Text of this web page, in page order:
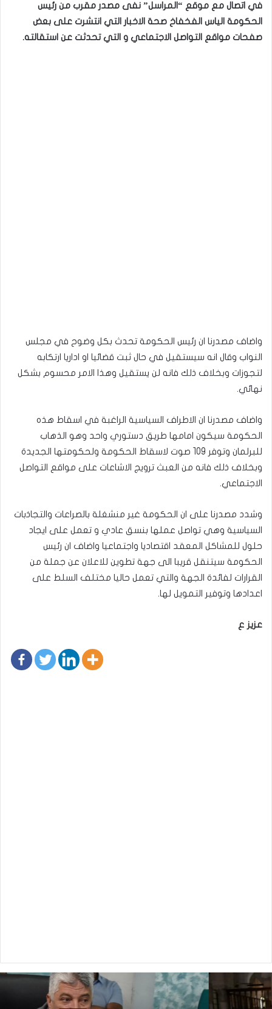
في اتصال مع موقع “المراسل” نفى مصدر مقرب من رئيس
الحكومة الياس الفخفاخ صحة الاخبار التي انتشرت على بعض
صفحات مواقع التواصل الاجتماعي و التي تحدثت عن استقالته.
واضاف مصدرنا ان رئيس الحكومة تحدث بكل وضوح في مجلس
النواب وقال انه سيستقيل في حال ثبت قضائيا او اداريا ارتكابه
لتجوزات وبخلاف ذلك فانه لن يستقيل وهذا الامر محسوم بشكل
نهائي.
واضاف مصدرنا ان الاطراف السياسية الراغبة في اسقاط هذه
الحكومة سيكون امامها طريق دستوري واحد وهو الذهاب
للبرلمان وتوفر 109 صوت لاسقاط الحكومة ولحكومتها الجديدة
وبخلاف ذلك فانه من العبث ترويج الاشاعات على مواقع التواصل
الاجتماعي.
وشدد مصدرنا على ان الحكومة غير منشغلة بالصراعات والتجاذبات
السياسية وهي تواصل عملها بنسق عادي و تعمل على ايجاد
حلول للمشاكل المعقد اقتصاديا واجتماعيا واضاف ان رئيس
الحكومة سيتنقل قريبا الى جهة تطوين للاعلان عن جملة من
القرارات لفائدة الجهة والتي تعمل حاليا مختلف السلط على
اعدادها وتوفير التمويل لها.
عزيز ع